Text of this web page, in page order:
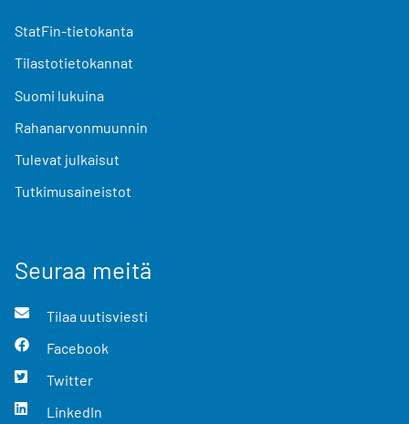
StatFin-tietokanta
Tilastotietokannat
Suomi lukuina
Rahanarvonmuunnin
Tulevat julkaisut
Tutkimusaineistot
Seuraa meitä
Tilaa uutisviesti
Facebook
Twitter
LinkedIn